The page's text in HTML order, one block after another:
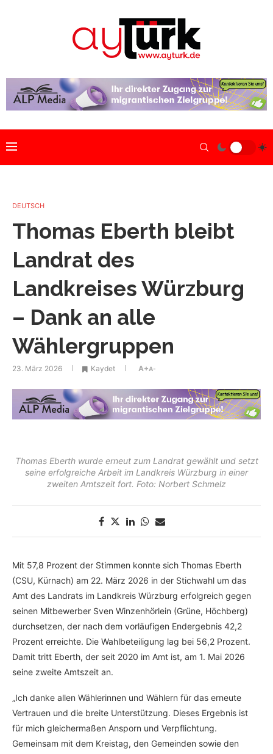
DEUTSCH
Thomas Eberth bleibt
Landrat des
Landkreises Würzburg
– Dank an alle
Wählergruppen
23. März 2026 Kaydet A+A-
Thomas Eberth wurde erneut zum Landrat gewählt und setzt
seine erfolgreiche Arbeit im Landkreis Würzburg in einer
zweiten Amtszeit fort. Foto: Norbert Schmelz
Mit 57,8 Prozent der Stimmen konnte sich Thomas Eberth
(CSU, Kürnach) am 22. März 2026 in der Stichwahl um das
Amt des Landrats im Landkreis Würzburg erfolgreich gegen
seinen Mitbewerber Sven Winzenhörlein (Grüne, Höchberg)
durchsetzen, der nach dem vorläufigen Endergebnis 42,2
Prozent erreichte. Die Wahlbeteiligung lag bei 56,2 Prozent.
Damit tritt Eberth, der seit 2020 im Amt ist, am 1. Mai 2026
seine zweite Amtszeit an.
„Ich danke allen Wählerinnen und Wählern für das erneute
Vertrauen und die breite Unterstützung. Dieses Ergebnis ist
für mich gleichermaßen Ansporn und Verpflichtung.
Gemeinsam mit dem Kreistag, den Gemeinden sowie den